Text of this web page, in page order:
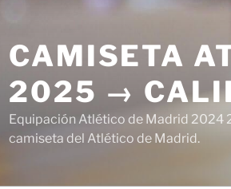
CAMISETA
2025 →
Equipación Atlético de Madrid 2024
camiseta del Atlético de Madrid.